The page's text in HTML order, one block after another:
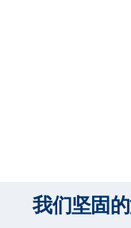
我们坚固